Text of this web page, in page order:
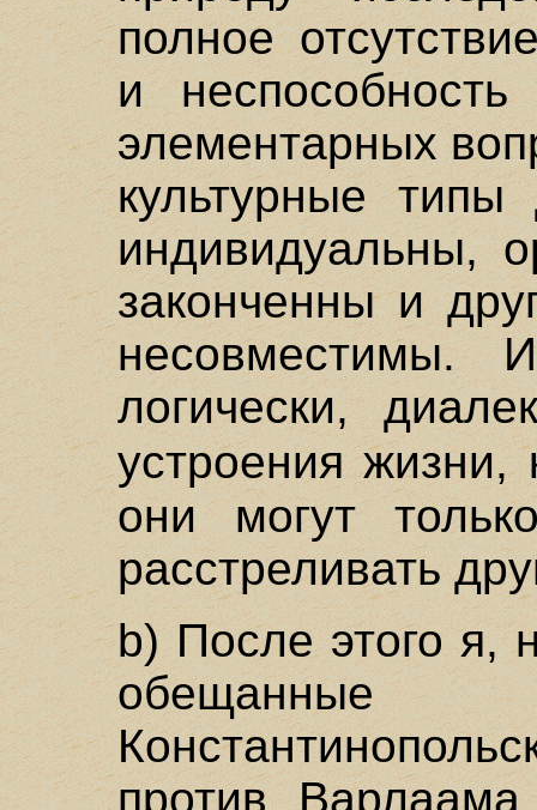
полное
и
элементарных
культурные
индивидуальны,
законченны и
несовместимы.
логически,
устроения жизни,
они могут
расстреливать
b) После этого я,
против